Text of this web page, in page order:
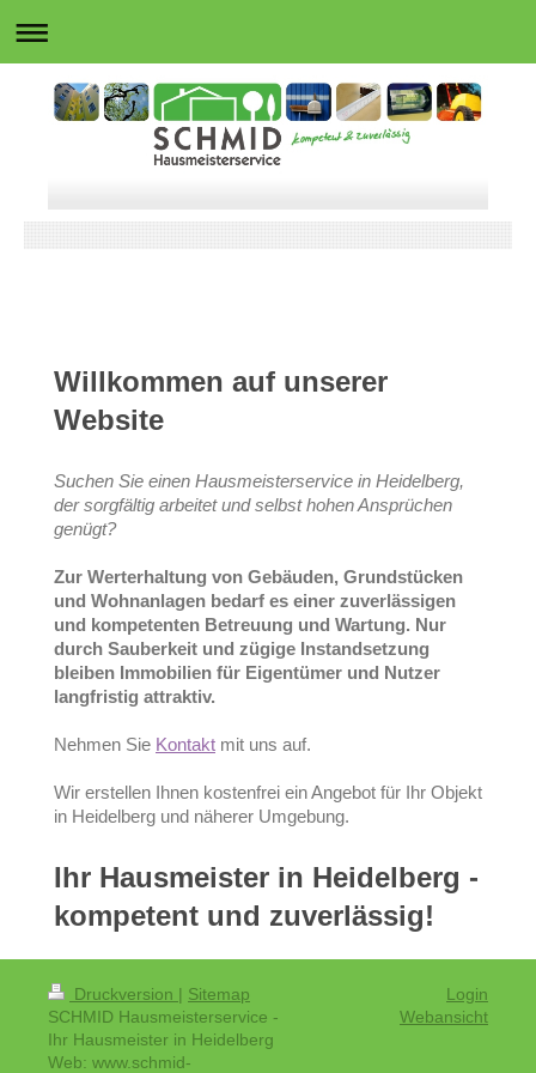
Willkommen auf unserer
Website
Suchen Sie einen Hausmeisterservice in Heidelberg,
der sorgfältig arbeitet und selbst hohen Ansprüchen
genügt?
Zur Werterhaltung von Gebäuden, Grundstücken
und Wohnanlagen bedarf es einer zuverlässigen
und kompetenten Betreuung und Wartung. Nur
durch Sauberkeit und zügige Instandsetzung
bleiben Immobilien für Eigentümer und Nutzer
langfristig attraktiv.
Nehmen Sie Kontakt mit uns auf.
Wir erstellen Ihnen kostenfrei ein Angebot für Ihr Objekt
in Heidelberg und näherer Umgebung.
Ihr Hausmeister in Heidelberg -
kompetent und zuverlässig!
Druckversion | Sitemap
SCHMID Hausmeisterservice -
Ihr Hausmeister in Heidelberg
Web: www.schmid-
Login
Webansicht